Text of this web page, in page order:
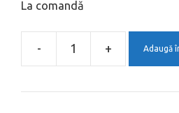
a
131,00 lei.
La comandă
-
Cantitate
lateral
+ Adaugă